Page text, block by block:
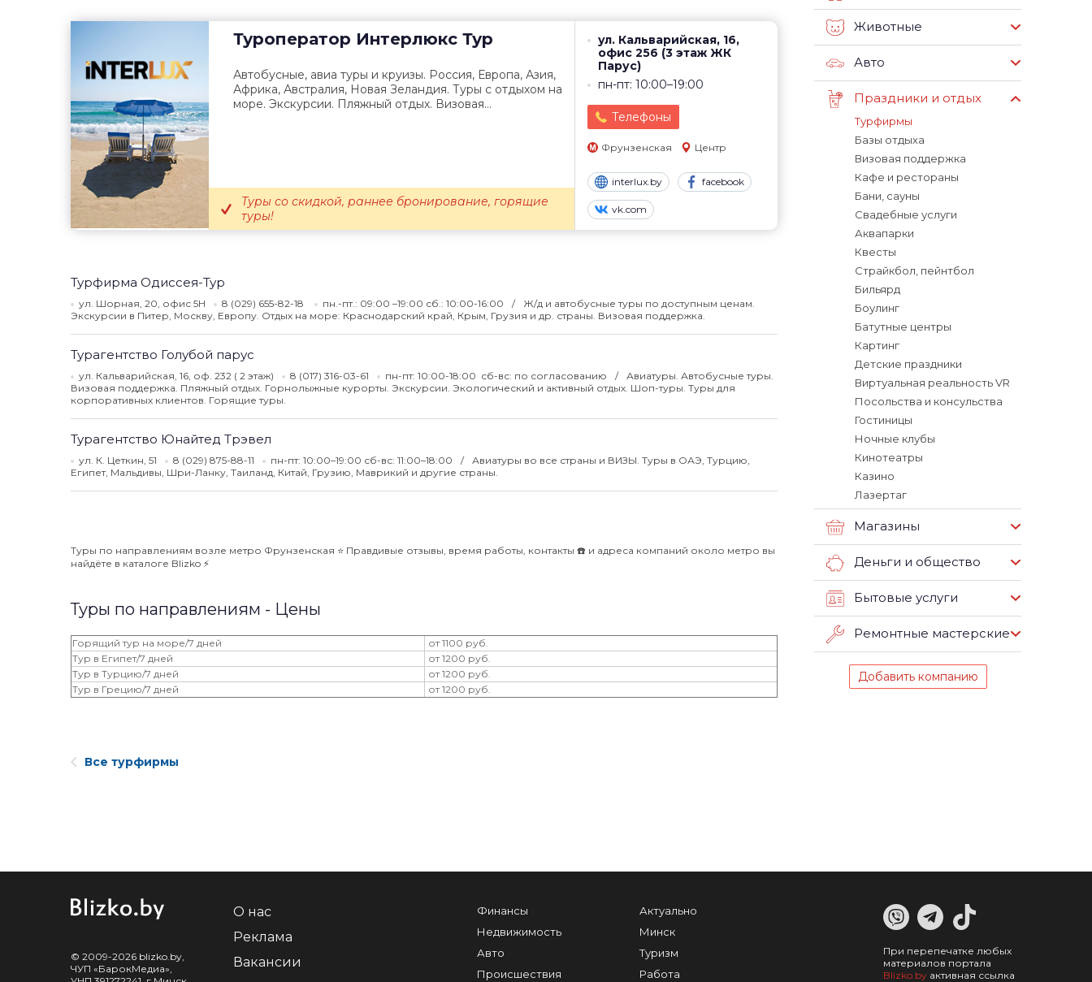
Туроператор Интерлюкс Тур
ул. Кальварийская, 16,
офис 256 (3 этаж ЖК
Парус)
пн-пт: 10:00–19:00
Телефоны
Фрунзенская Центр
interlux.by facebook
vk.com
Автобусные, авиа туры и круизы. Россия, Европа, Азия,
Африка, Австралия, Новая Зеландия. Туры с отдыхом на
море. Экскурсии. Пляжный отдых. Визовая...
Туры со скидкой, раннее бронирование, горящие
туры!
Турфирма Одиссея-Тур
ул. Шорная, 20, офис 5H 8 (029) 655-82-18 пн.-пт.: 09:00 –19:00 сб.: 10:00-16:00
Ж/д и автобусные туры по доступным ценам.
Экскурсии в Питер, Москву, Европу. Отдых на море: Краснодарский край, Крым, Грузия и др. страны. Визовая поддержка.
Турагентство Голубой парус
ул. Кальварийская, 16, оф. 232 ( 2 этаж) 8 (017) 316-03-61 пн-пт: 10:00-18:00 сб-вс: по согласованию
Авиатуры. Автобусные туры.
Визовая поддержка. Пляжный отдых. Горнолыжные курорты. Экскурсии. Экологический и активный отдых. Шоп-туры. Туры для
корпоративных клиентов. Горящие туры.
Турагентство Юнайтед Трэвел
ул. К. Цеткин, 51 8 (029) 875-88-11 пн-пт: 10:00–19:00 сб-вс: 11:00–18:00
Авиатуры во все страны и ВИЗЫ. Туры в ОАЭ, Турцию,
Египет, Мальдивы, Шри-Ланку, Таиланд, Китай, Грузию, Маврикий и другие страны.
Туры по направлениям возле метро Фрунзенская ⭐️ Правдивые отзывы, время работы, контакты ☎️ и адреса компаний около метро вы
найдёте в каталоге Blizko ⚡️
Туры по направлениям - Цены
Горящий тур на море/7 дней
от 1100 руб.
Тур в Египет/7 дней
от 1200 руб.
Тур в Турцию/7 дней
от 1200 руб.
Тур в Грецию/7 дней
от 1200 руб.
Животные
Авто
Праздники и отдых
Турфирмы
Базы отдыха
Визовая поддержка
Кафе и рестораны
Бани, сауны
Свадебные услуги
Аквапарки
Квесты
Страйкбол, пейнтбол
Бильярд
Боулинг
Батутные центры
Картинг
Детские праздники
Виртуальная реальность VR
Посольства и консульства
Гостиницы
Ночные клубы
Кинотеатры
Казино
Лазертаг
Магазины
Деньги и общество
Бытовые услуги
Ремонтные мастерские
Добавить компанию
Все турфирмы
© 2009-2026 blizko.by,
ЧУП «БарокМедиа»,
О нас
Реклама
Вакансии
Финансы
Недвижимость
Авто
Происшествия
Актуально
Минск
Туризм
Работа
При перепечатке любых
материалов портала
Blizko.by активная ссылка